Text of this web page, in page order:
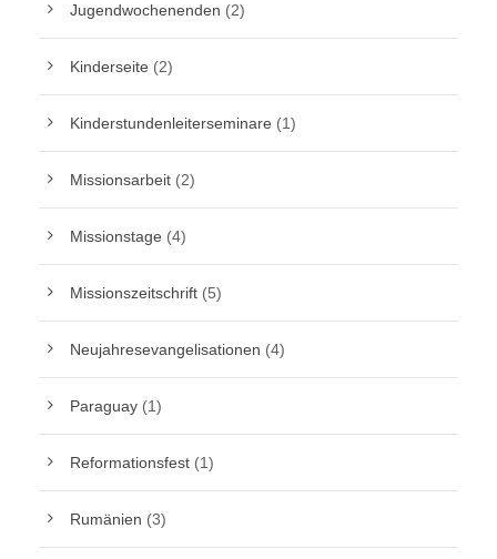
Jugendwochenenden (2)
Kinderseite (2)
Kinderstundenleiterseminare (1)
Missionsarbeit (2)
Missionstage (4)
Missionszeitschrift (5)
Neujahresevangelisationen (4)
Paraguay (1)
Reformationsfest (1)
Rumänien (3)